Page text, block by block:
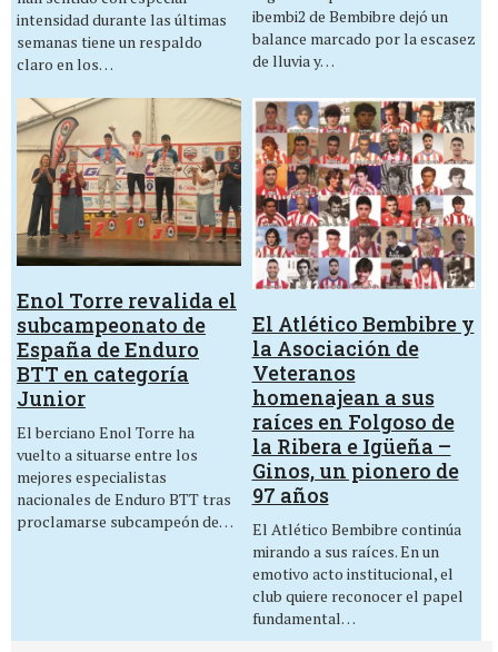
intensidad durante las últimas
semanas tiene un respaldo
claro en los…
ibembi2 de Bembibre dejó un
balance marcado por la escasez
de lluvia y…
Enol Torre revalida el
subcampeonato de
España de Enduro
BTT en categoría
Junior
El berciano Enol Torre ha
vuelto a situarse entre los
mejores especialistas
nacionales de Enduro BTT tras
proclamarse subcampeón de…
El Atlético Bembibre y
la Asociación de
Veteranos
homenajean a sus
raíces en Folgoso de
la Ribera e Igüeña –
Ginos, un pionero de
97 años
El Atlético Bembibre continúa
mirando a sus raíces. En un
emotivo acto institucional, el
club quiere reconocer el papel
fundamental…